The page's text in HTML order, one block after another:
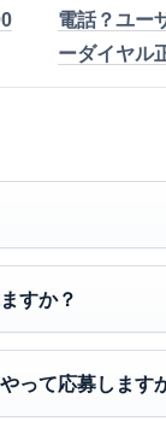
電話？ユー
ーダイヤル
すか？
って応募します